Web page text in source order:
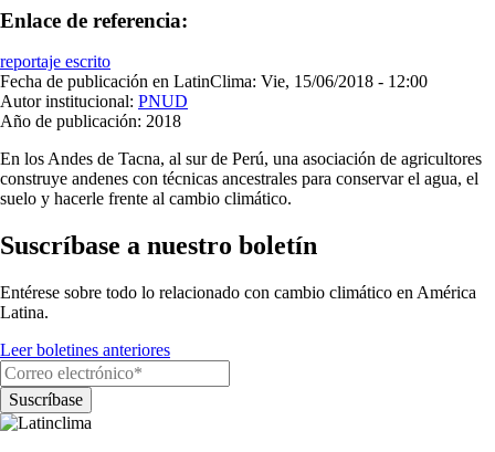
Enlace de referencia:
reportaje escrito
Fecha de publicación en LatinClima: Vie, 15/06/2018 - 12:00
Autor institucional: PNUD
Año de publicación: 2018
En los Andes de Tacna, al sur de Perú, una asociación de agricultores
construye andenes con técnicas ancestrales para conservar el agua, el
suelo y hacerle frente al cambio climático.
Suscríbase a nuestro boletín
Entérese sobre todo lo relacionado con cambio climático en América
Latina.
Leer boletines anteriores